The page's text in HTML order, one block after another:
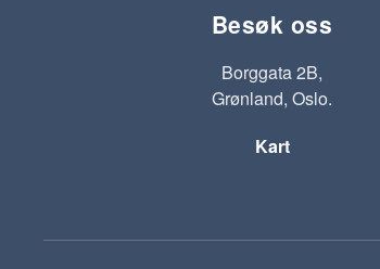
Besøk oss
Borggata 2B,
Grønland, Oslo.
Kart